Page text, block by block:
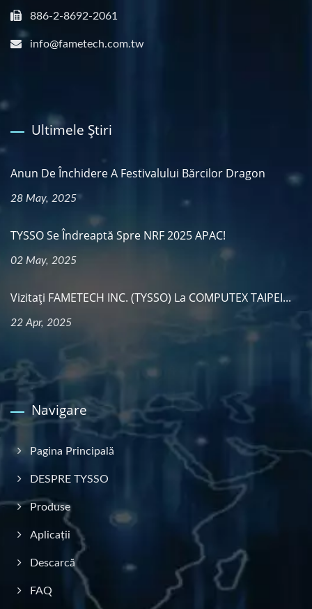
886-2-8692-2061
info@fametech.com.tw
Ultimele Știri
Anun De Închidere A Festivalului Bărcilor Dragon
28 May, 2025
TYSSO Se Îndreaptă Spre NRF 2025 APAC!
02 May, 2025
Vizitați FAMETECH INC. (TYSSO) La COMPUTEX TAIPEI...
22 Apr, 2025
Navigare
Pagina Principală
DESPRE TYSSO
Produse
Aplicații
Descarcă
FAQ